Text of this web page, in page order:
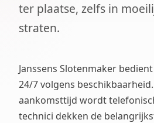
ter plaatse, zelfs in
straten.
Janssens Slotenmaker bedient
24/7 volgens
aankomsttijd wordt
technici dekken de